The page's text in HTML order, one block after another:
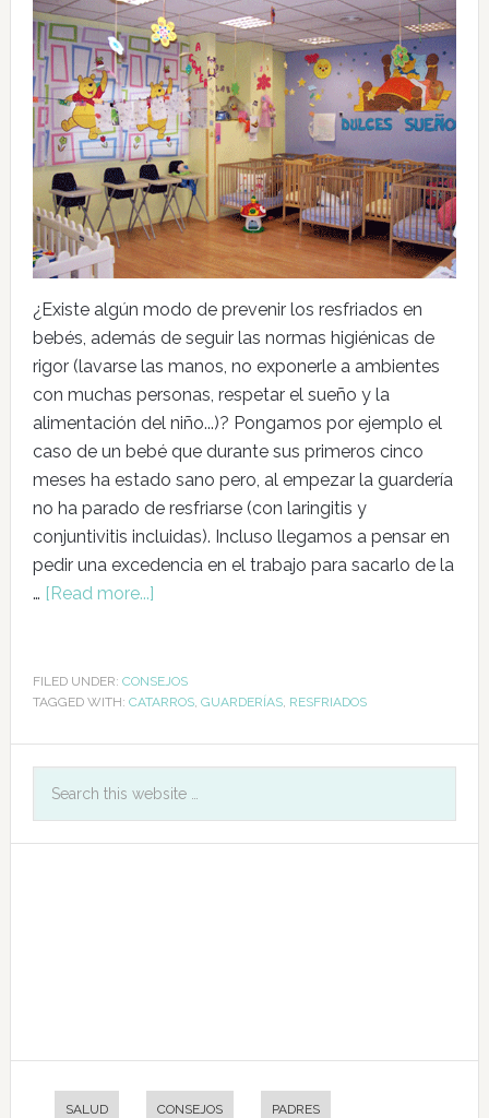
¿Existe algún modo de prevenir los resfriados en
bebés, además de seguir las normas higiénicas de
rigor (lavarse las manos, no exponerle a ambientes
con muchas personas, respetar el sueño y la
alimentación del niño...)? Pongamos por ejemplo el
caso de un bebé que durante sus primeros cinco
meses ha estado sano pero, al empezar la guardería
no ha parado de resfriarse (con laringitis y
conjuntivitis incluidas). Incluso llegamos a pensar en
pedir una excedencia en el trabajo para sacarlo de la
… [Read more...]
FILED UNDER: CONSEJOS
TAGGED WITH: CATARROS, GUARDERÍAS, RESFRIADOS
SALUD CONSEJOS PADRES